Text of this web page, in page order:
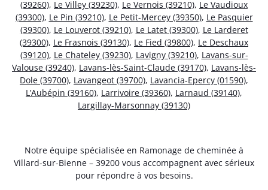
(39260), Le Villey (39230), Le Vernois (39210), Le Vaudioux
(39300), Le Pin (39210), Le Petit-Mercey (39350), Le Pasquier
(39300), Le Louverot (39210), Le Latet (39300), Le Larderet
(39300), Le Frasnois (39130), Le Fied (39800), Le Deschaux
(39120), Le Chateley (39230), Lavigny (39210), Lavans-sur-
Valouse (39240), Lavans-lès-Saint-Claude (39170), Lavans-lès-
Dole (39700), Lavangeot (39700), Lavancia-Epercy (01590),
L’Aubépin (39160), Larrivoire (39360), Larnaud (39140),
Largillay-Marsonnay (39130)
Notre équipe spécialisée en Ramonage de cheminée à
Villard-sur-Bienne – 39200 vous accompagnent avec sérieux
pour répondre à vos besoins.